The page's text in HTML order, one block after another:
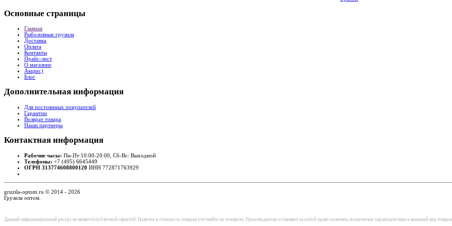
Основные страницы
Главная
Рыболовные грузила
Доставка
Оплата
Контакты
Прайс-лист
О магазине
Акции:)
Блог
Дополнительная информация
Для постоянных покупателей
Гарантии
Возврат товара
Наши партнеры
Контактная информация
Рабочие часы: Пн-Пт:10:00-20:00, Сб-Вс: Выходной
Телефоны: +7 (495) 6645449
ОГРН 313774608800120 ИНН 772871763929
gruzila-optom.ru © 2014 - 2026
Грузила оптом.
Данный информационный ресурс не является публичной офертой. Наличие и стоимость товаров уточняйте по телефону. Производители оставляют за собой право изменять технические характеристики и внешний вид